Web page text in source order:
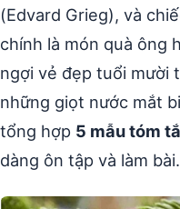
(Edvard Grieg), và
chính là món quà ông
ngợi vẻ đẹp tuổi mười
những giọt nước mắt
tổng hợp 5 mẫu tóm
dàng ôn tập và làm bài.